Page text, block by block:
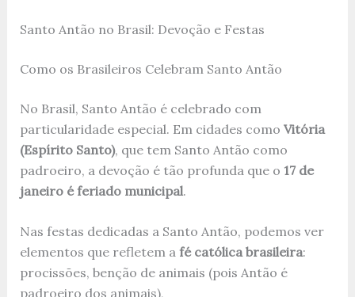
Santo Antão no Brasil: Devoção e Festas
Como os Brasileiros Celebram Santo Antão
No Brasil, Santo Antão é celebrado com
particularidade especial. Em cidades como Vitória
(Espírito Santo), que tem Santo Antão como
padroeiro, a devoção é tão profunda que o 17 de
janeiro é feriado municipal.
Nas festas dedicadas a Santo Antão, podemos ver
elementos que refletem a fé católica brasileira:
procissões, benção de animais (pois Antão é
padroeiro dos animais),